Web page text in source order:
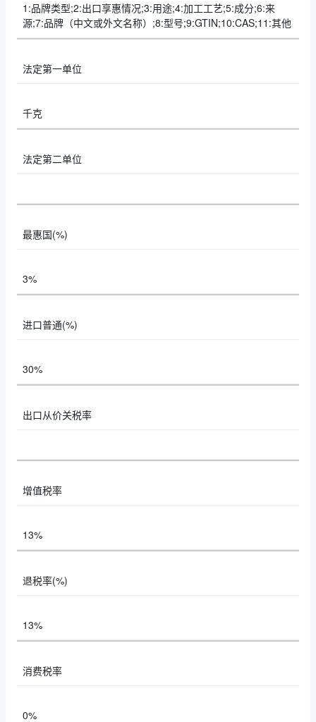
1:品牌类型;2:出口享惠情况;3:用途;4:加工工艺;5:成分;6:来
源;7:品牌（中文或外文名称）;8:型号;9:GTIN;10:CAS;11:其他
法定第一单位
千克
法定第二单位
最惠国(%)
3%
进口普通(%)
30%
出口从价关税率
增值税率
13%
退税率(%)
13%
消费税率
0%